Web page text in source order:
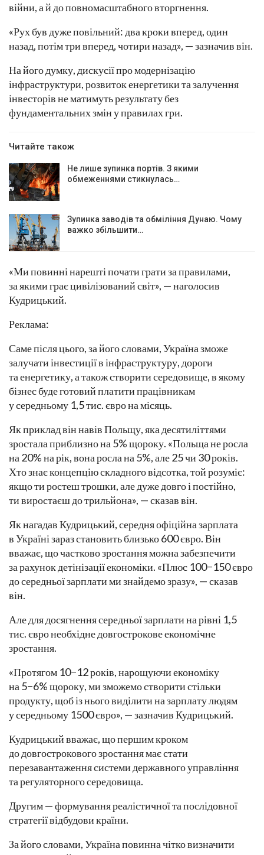
війни, а й до повномасштабного вторгнення.
«Рух був дуже повільний: два кроки вперед, один
назад, потім три вперед, чотири назад», — зазначив він.
На його думку, дискусії про модернізацію
інфраструктури, розвиток енергетики та залучення
інвесторів не матимуть результату без
фундаментальних змін у правилах гри.
Читайте також
Не лише зупинка портів. З якими
обмеженнями стикнулась…
Зупинка заводів та обміління Дунаю. Чому
важко збільшити…
«Ми повинні нарешті почати грати за правилами,
за якими грає цивілізований світ», — наголосив
Кудрицький.
Реклама:
Саме після цього, за його словами, Україна зможе
залучати інвестиції в інфраструктуру, дороги
та енергетику, а також створити середовище, в якому
бізнес буде готовий платити працівникам
у середньому 1,5 тис. євро на місяць.
Як приклад він навів Польщу, яка десятиліттями
зростала приблизно на 5% щороку. «Польща не росла
на 20% на рік, вона росла на 5%, але 25 чи 30 років.
Хто знає концепцію складного відсотка, той розуміє:
якщо ти ростеш трошки, але дуже довго і постійно,
ти виростаєш до трильйона», — сказав він.
Як нагадав Кудрицький, середня офіційна зарплата
в Україні зараз становить близько 600 євро. Він
вважає, що частково зростання можна забезпечити
за рахунок детінізації економіки. «Плюс 100−150 євро
до середньої зарплати ми знайдемо зразу», — сказав
він.
Але для досягнення середньої зарплати на рівні 1,5
тис. євро необхідне довгострокове економічне
зростання.
«Протягом 10−12 років, нарощуючи економіку
на 5−6% щороку, ми зможемо створити стільки
продукту, щоб із нього виділити на зарплату людям
у середньому 1500 євро», — зазначив Кудрицький.
Кудрицький вважає, що першим кроком
до довгострокового зростання має стати
перезавантаження системи державного управління
та регуляторного середовища.
Другим — формування реалістичної та послідовної
стратегії відбудови країни.
За його словами, Україна повинна чітко визначити